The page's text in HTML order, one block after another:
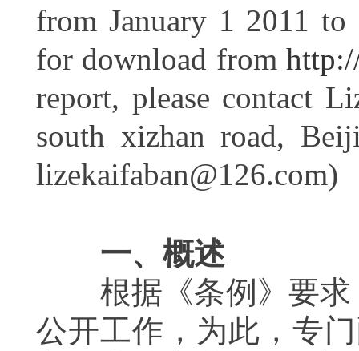
from January 1 2011 to
for download from
report, please contact
south xizhan road,
lizekaifaban@126.com)
一、概述
根据《条例》要求
公开工作，为此，专